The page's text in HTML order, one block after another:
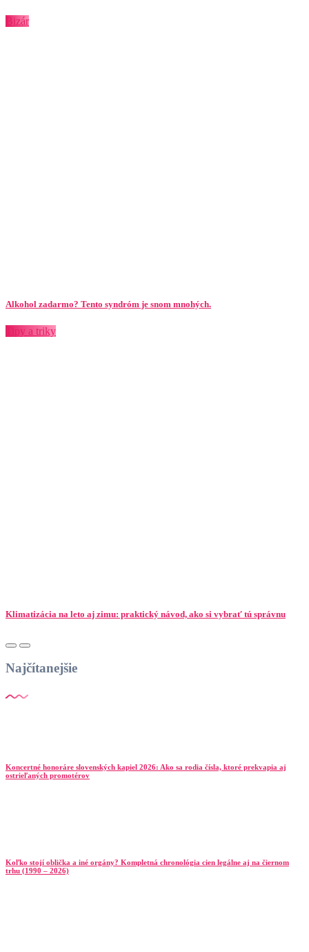
Bizár
Alkohol zadarmo? Tento syndróm je snom mnohých.
Tipy a triky
Klimatizácia na leto aj zimu: praktický návod, ako si vybrať tú správnu
Najčítanejšie
Koncertné honoráre slovenských kapiel 2026: Ako sa rodia čísla, ktoré prekvapia aj
ostrieľaných promotérov
Koľko stojí oblička a iné orgány? Kompletná chronológia cien legálne aj na čiernom
trhu (1990 – 2026)